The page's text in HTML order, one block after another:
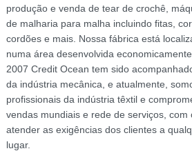
produção e venda de tear de crochê,
de malharia para malha incluindo fitas,
cordões e mais. Nossa fábrica está
numa área desenvolvida
2007 Credit Ocean tem sido
da indústria mecânica, e atualmente,
profissionais da indústria têxtil e
vendas mundiais e rede de serviços, com
atender as exigências dos clientes a
lugar.